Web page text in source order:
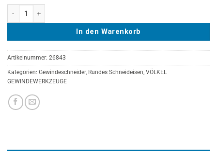
VÖLKEL Schneideisen VS LINKS, HSS, DIN 223, M 20X0,5 Menge
In den Warenkorb
Artikelnummer: 26843
Kategorien: Gewindeschneider, Rundes Schneideisen, VÖLKEL
GEWINDEWERKZEUGE